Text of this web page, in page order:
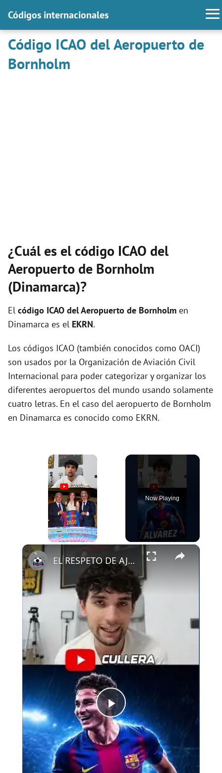
Códigos internacionales
Código ICAO del Aeropuerto de
Bornholm
¿Cuál es el código ICAO del
Aeropuerto de Bornholm
(Dinamarca)?
El código ICAO delAeropuerto de Bornholm en
Dinamarca es el EKRN.
Los códigos ICAO (también conocidos como OACI)
son usados por la Organización de Aviación Civil
Internacional para poder categorizar y organizar los
diferentes aeropuertos del mundo usando solamente
cuatro letras. En el caso del aeropuerto de Bornholm
en Dinamarca es conocido como EKRN.
×
Now Playing
×
P
l
EL RESPETO DE AJAX AL FCB